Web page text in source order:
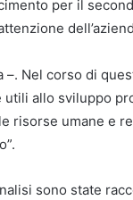
per il
–. Nel corso di
allo sviluppo
risorse umane e
sono state